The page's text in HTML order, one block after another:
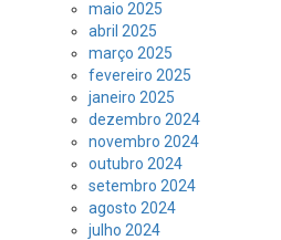
maio 2025
abril 2025
março 2025
fevereiro 2025
janeiro 2025
dezembro 2024
novembro 2024
outubro 2024
setembro 2024
agosto 2024
julho 2024